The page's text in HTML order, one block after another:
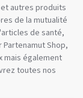
autres produits
de la mutualité
de santé,
Shop,
mais également
toutes nos